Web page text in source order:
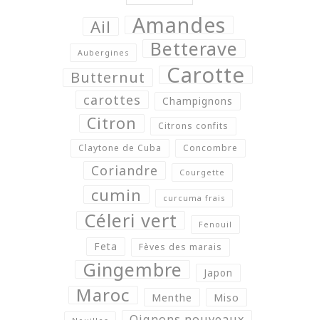
Ail Amandes
Aubergines Betterave
Butternut Carotte
carottes Champignons
Citron
Citrons confits
Claytone de Cuba
Concombre
Coriandre Courgette
cumin curcuma frais
Céleri vert Fenouil
Feta Fèves des marais
Gingembre Japon
Maroc Menthe Miso